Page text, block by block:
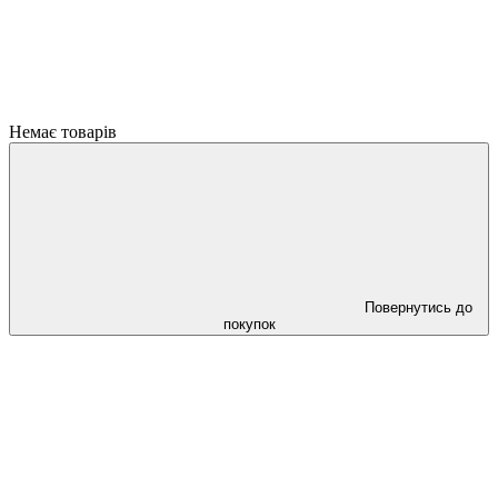
Немає товарів
Повернутись до
покупок